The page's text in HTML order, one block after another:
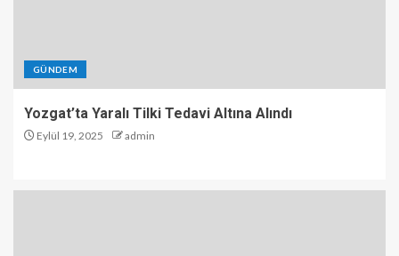
GÜNDEM
Yozgat’ta Yaralı Tilki Tedavi Altına Alındı
Eylül 19, 2025 admin